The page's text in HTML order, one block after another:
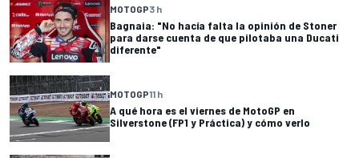
MOTOGP3 h
Bagnaia: "No hacía falta la opinión de Stoner
para darse cuenta de que pilotaba una Ducati
diferente"
MOTOGP11 h
A qué hora es el viernes de MotoGP en
Silverstone (FP1 y Práctica) y cómo verlo